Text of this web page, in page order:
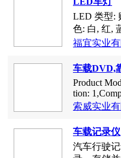
LED车灯
LED 类型:
色: 白, 红,
福宜实业
车载DVD,
Product
tion:
车载记录仪